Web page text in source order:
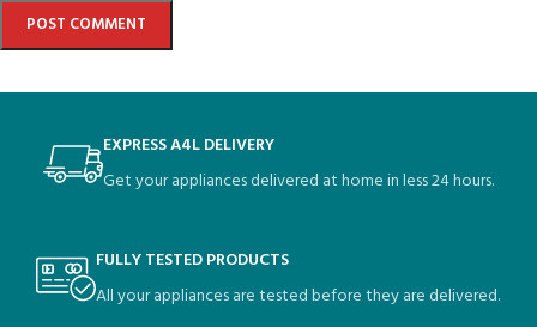
EXPRESS A4L DELIVERY
Get your appliances delivered at home in less 24 hours.
FULLY TESTED PRODUCTS
All your appliances are tested before they are delivered.